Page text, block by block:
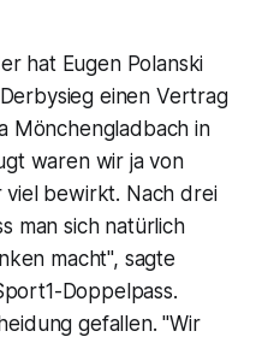
hat Eugen Polanski
einen Vertrag
Mönchengladbach in
waren wir ja von
viel bewirkt. Nach drei
man sich natürlich
macht", sagte
Doppelpass.
gefallen. "Wir